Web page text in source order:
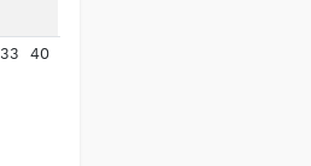
33 40